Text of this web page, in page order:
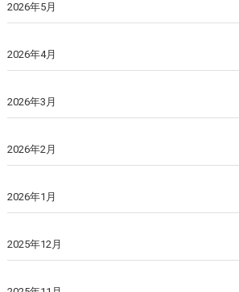
2026年5月
2026年4月
2026年3月
2026年2月
2026年1月
2025年12月